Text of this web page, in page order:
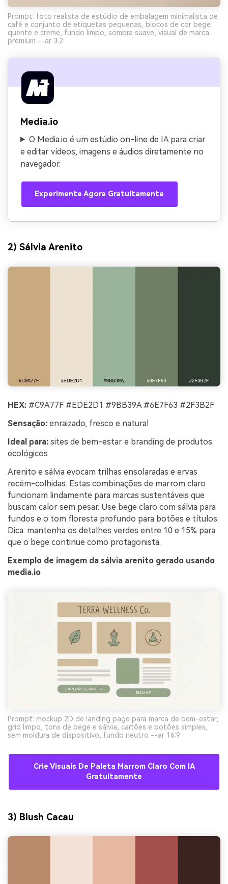
Prompt: foto realista de estúdio de embalagem minimalista de
café e conjunto de etiquetas pequenas, blocos de cor bege
quente e creme, fundo limpo, sombra suave, visual de marca
premium --ar 3:2
Media.io
O Media.io é um estúdio on-line de IA para criar
e editar vídeos, imagens e áudios diretamente no
navegador.
Experimente Agora Gratuitamente
2) Sálvia Arenito
HEX: #C9A77F #EDE2D1 #9BB39A #6E7F63 #2F3B2F
Sensação: enraizado, fresco e natural
Ideal para: sites de bem-estar e branding de produtos
ecológicos
Arenito e sálvia evocam trilhas ensolaradas e ervas
recém-colhidas. Estas combinações de marrom claro
funcionam lindamente para marcas sustentáveis que
buscam calor sem pesar. Use bege claro com sálvia para
fundos e o tom floresta profundo para botões e títulos.
Dica: mantenha os detalhes verdes entre 10 e 15% para
que o bege continue como protagonista.
Exemplo de imagem da sálvia arenito gerado usando
media.io
Prompt: mockup 2D de landing page para marca de bem-estar,
grid limpo, tons de bege e sálvia, cartões e botões simples,
sem moldura de dispositivo, fundo neutro --ar 16:9
Crie Visuais De Paleta Marrom Claro Com IA
Gratuitamente
3) Blush Cacau